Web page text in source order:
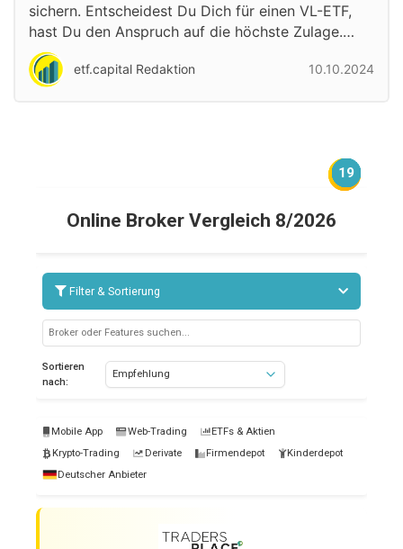
sichern. Entscheidest Du Dich für einen VL-ETF,
hast Du den Anspruch auf die höchste Zulage.…
etf.capital Redaktion 10.10.2024